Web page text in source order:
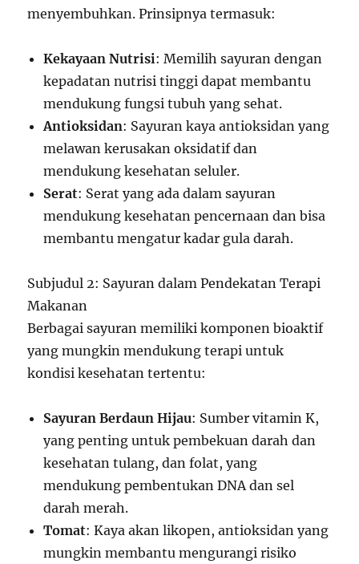
menyembuhkan. Prinsipnya termasuk:
Kekayaan Nutrisi: Memilih sayuran dengan
kepadatan nutrisi tinggi dapat membantu
mendukung fungsi tubuh yang sehat.
Antioksidan: Sayuran kaya antioksidan yang
melawan kerusakan oksidatif dan
mendukung kesehatan seluler.
Serat: Serat yang ada dalam sayuran
mendukung kesehatan pencernaan dan bisa
membantu mengatur kadar gula darah.
Subjudul 2: Sayuran dalam Pendekatan Terapi
Makanan
Berbagai sayuran memiliki komponen bioaktif
yang mungkin mendukung terapi untuk
kondisi kesehatan tertentu:
Sayuran Berdaun Hijau: Sumber vitamin K,
yang penting untuk pembekuan darah dan
kesehatan tulang, dan folat, yang
mendukung pembentukan DNA dan sel
darah merah.
Tomat: Kaya akan likopen, antioksidan yang
mungkin membantu mengurangi risiko